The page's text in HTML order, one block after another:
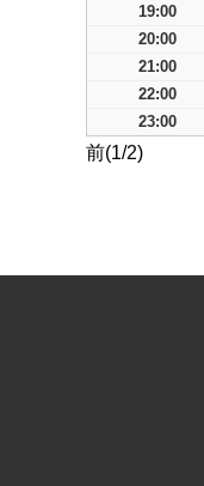
19:00
20:00
21:00
22:00
23:00
前(1/2)